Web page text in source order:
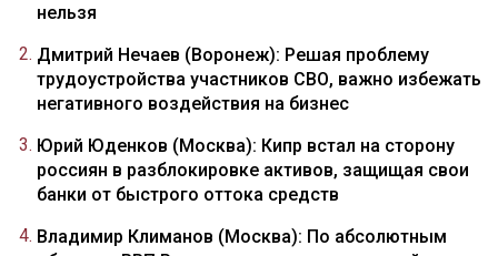
нельзя
Дмитрий Нечаев (Воронеж): Решая проблему
трудоустройства участников СВО, важно избежать
негативного воздействия на бизнес
Юрий Юденков (Москва): Кипр встал на сторону
россиян в разблокировке активов, защищая свои
банки от быстрого оттока средств
Владимир Климанов (Москва): По абсолютным